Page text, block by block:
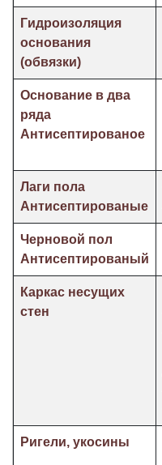
Гидроизоляция
основания
(обвязки)
Основание в два
ряда
Антисептированое
Лаги пола
Антисептированые
Черновой пол
Антисептированый
Каркас несущих
стен
Ригели, укосины